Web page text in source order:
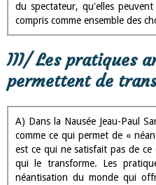
du spectateur, qu'elles
compris comme ensemble des
III/ Les pratiques
permettent de
A) Dans la Nausée Jeau-Paul
comme ce qui permet de «
est ce qui ne satisfait pas de
qui le transforme. Les
néantisation du monde qui